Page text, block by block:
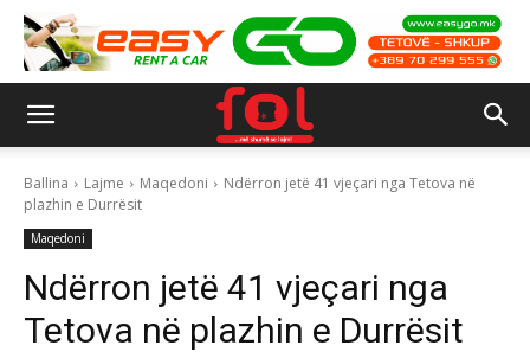
Ballina Lajme Maqedoni
Ndërron jetë 41 vjeçari nga Tetova në
plazhin e Durrësit
Maqedoni
Ndërron jetë 41 vjeçari nga
Tetova në plazhin e Durrësit